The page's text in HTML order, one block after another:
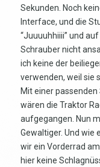
Sekunden. Noch
Interface, und die
“Juuuuhhiiii” und
Schrauber nicht
ich keine der
verwenden, weil sie
Mit einer passenden
wären die Traktor
aufgegangen. Nun
Gewaltiger. Und wie
wir ein Vorderrad
hier keine